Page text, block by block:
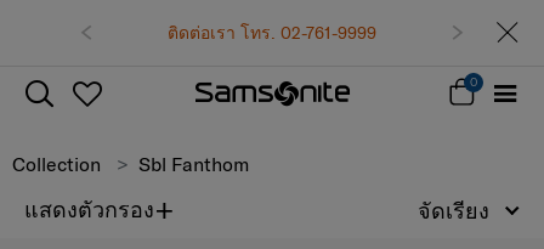
ติดต่อเรา โทร. 02-761-9999
0
Collection Sbl Fanthom
แสดงตัวกรอง+ จัดเรียง